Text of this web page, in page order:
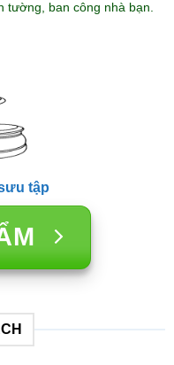
tường, ban công nhà bạn.
tập